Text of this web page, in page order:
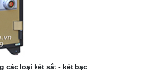
các loại két sắt - két bạc